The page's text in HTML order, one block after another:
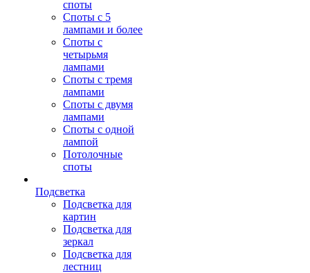
споты
Споты с 5
лампами и более
Споты с
четырьмя
лампами
Споты с тремя
лампами
Споты с двумя
лампами
Споты с одной
лампой
Потолочные
споты
Подсветка
Подсветка для
картин
Подсветка для
зеркал
Подсветка для
лестниц